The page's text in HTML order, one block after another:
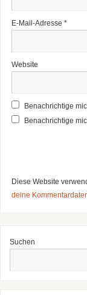
E-Mail-Adresse *
Website
Benachrichtige
Benachrichtige
Diese Website
deine
Suchen